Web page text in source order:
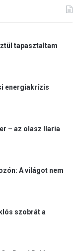
tapasztaltam
energiakrízis
– az olasz Ilaria
A világot nem
szobrát a